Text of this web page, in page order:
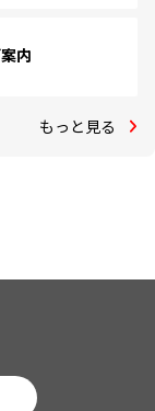
内
もっと見る